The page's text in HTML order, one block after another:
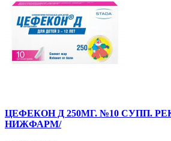
ЦЕФЕКОН Д 250МГ. №10 СУПП.
НИЖФАРМ/